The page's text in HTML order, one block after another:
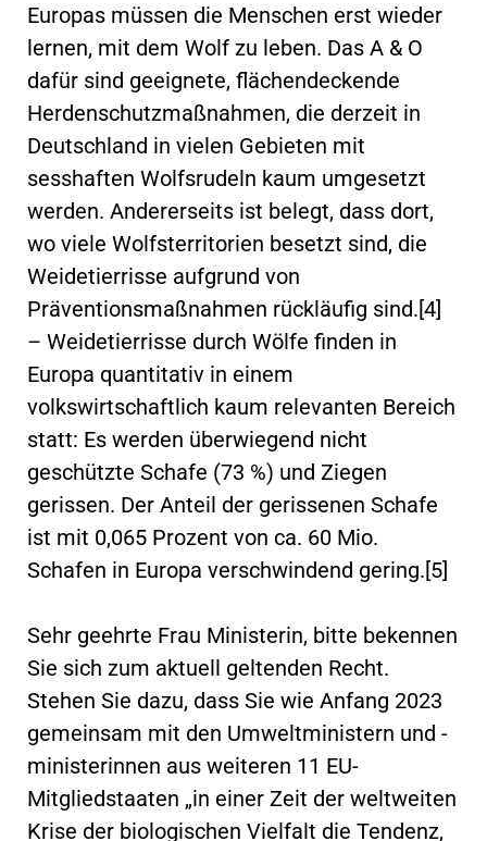
Europas müssen die Menschen erst wieder
lernen, mit dem Wolf zu leben. Das A & O
dafür sind geeignete, flächendeckende
Herdenschutzmaßnahmen, die derzeit in
Deutschland in vielen Gebieten mit
sesshaften Wolfsrudeln kaum umgesetzt
werden. Andererseits ist belegt, dass dort,
wo viele Wolfsterritorien besetzt sind, die
Weidetierrisse aufgrund von
Präventionsmaßnahmen rückläufig sind.[4]
– Weidetierrisse durch Wölfe finden in
Europa quantitativ in einem
volkswirtschaftlich kaum relevanten Bereich
statt: Es werden überwiegend nicht
geschützte Schafe (73 %) und Ziegen
gerissen. Der Anteil der gerissenen Schafe
ist mit 0,065 Prozent von ca. 60 Mio.
Schafen in Europa verschwindend gering.[5]
Sehr geehrte Frau Ministerin, bitte bekennen
Sie sich zum aktuell geltenden Recht.
Stehen Sie dazu, dass Sie wie Anfang 2023
gemeinsam mit den Umweltministern und -
ministerinnen aus weiteren 11 EU-
Mitgliedstaaten „in einer Zeit der weltweiten
Krise der biologischen Vielfalt die Tendenz,